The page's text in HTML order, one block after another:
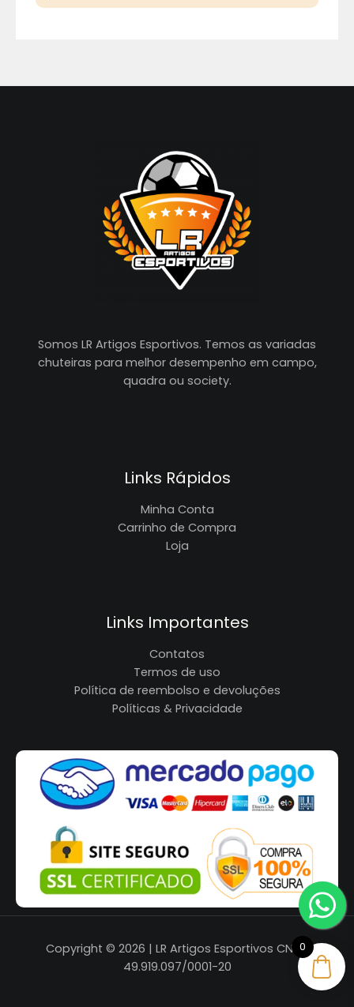
Somos LR Artigos Esportivos. Temos as variadas
chuteiras para melhor desempenho em campo,
quadra ou society.
Links Rápidos
Minha Conta
Carrinho de Compra
Loja
Links Importantes
Contatos
Termos de uso
Política de reembolso e devoluções
Políticas & Privacidade
Copyright © 2026 | LR Artigos Esportivos CNPJ:
49.919.097/0001-20
0